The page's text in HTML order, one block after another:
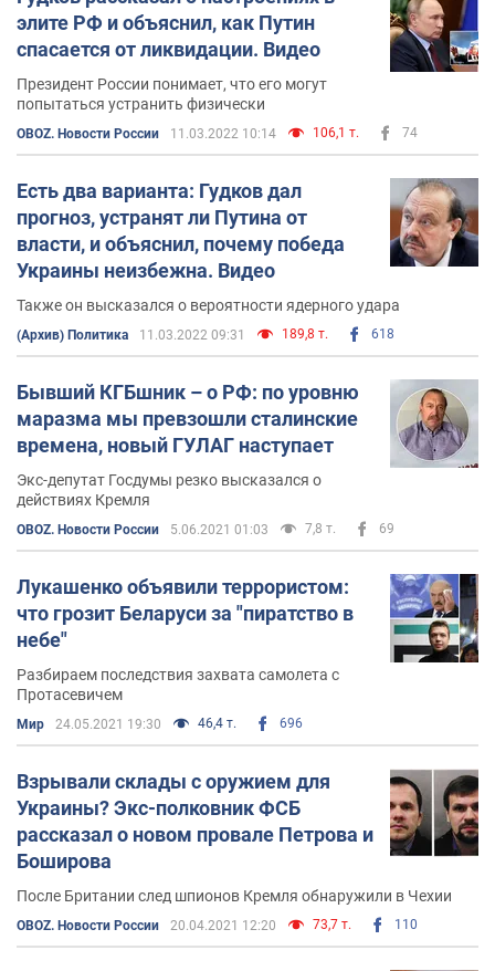
элите РФ и объяснил, как Путин
спасается от ликвидации. Видео
Президент России понимает, что его могут
попытаться устранить физически
OBOZ. Новости России 11.03.2022 10:14 106,1 т. 74
Есть два варианта: Гудков дал
прогноз, устранят ли Путина от
власти, и объяснил, почему победа
Украины неизбежна. Видео
Также он высказался о вероятности ядерного удара
(Архив) Политика 11.03.2022 09:31 189,8 т. 618
Бывший КГБшник – о РФ: по уровню
маразма мы превзошли сталинские
времена, новый ГУЛАГ наступает
Экс-депутат Госдумы резко высказался о
действиях Кремля
OBOZ. Новости России 5.06.2021 01:03 7,8 т. 69
Лукашенко объявили террористом:
что грозит Беларуси за "пиратство в
небе"
Разбираем последствия захвата самолета с
Протасевичем
Мир 24.05.2021 19:30 46,4 т. 696
Взрывали склады с оружием для
Украины? Экс-полковник ФСБ
рассказал о новом провале Петрова и
Боширова
После Британии след шпионов Кремля обнаружили в Чехии
OBOZ. Новости России 20.04.2021 12:20 73,7 т. 110